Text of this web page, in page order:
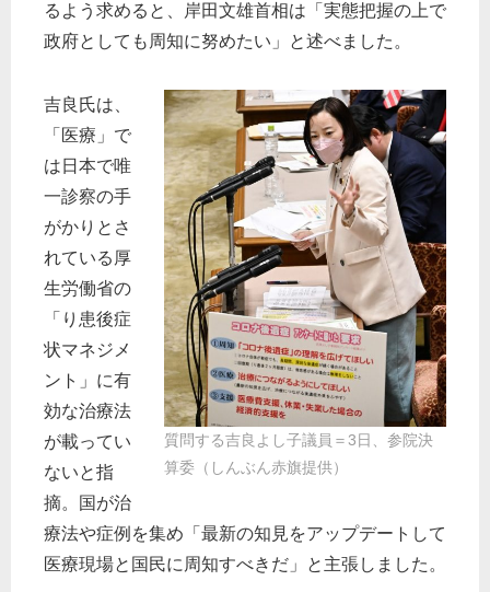
るよう求めると、岸田文雄首相は「実態把握の上で
政府としても周知に努めたい」と述べました。
質問する吉良よし子議員＝3日、参院決
算委（しんぶん赤旗提供）
吉良氏は、
「医療」で
は日本で唯
一診察の手
がかりとさ
れている厚
生労働省の
「り患後症
状マネジメ
ント」に有
効な治療法
が載ってい
ないと指
摘。国が治
療法や症例を集め「最新の知見をアップデートして
医療現場と国民に周知すべきだ」と主張しました。